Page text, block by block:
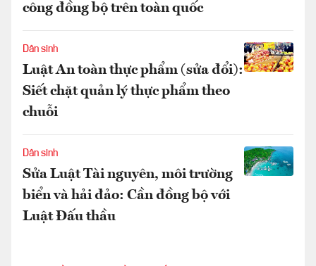
công đồng bộ trên toàn quốc
Dân sinh
Luật An toàn thực phẩm (sửa đổi):
Siết chặt quản lý thực phẩm theo
chuỗi
Dân sinh
Sửa Luật Tài nguyên, môi trường
biển và hải đảo: Cần đồng bộ với
Luật Đấu thầu